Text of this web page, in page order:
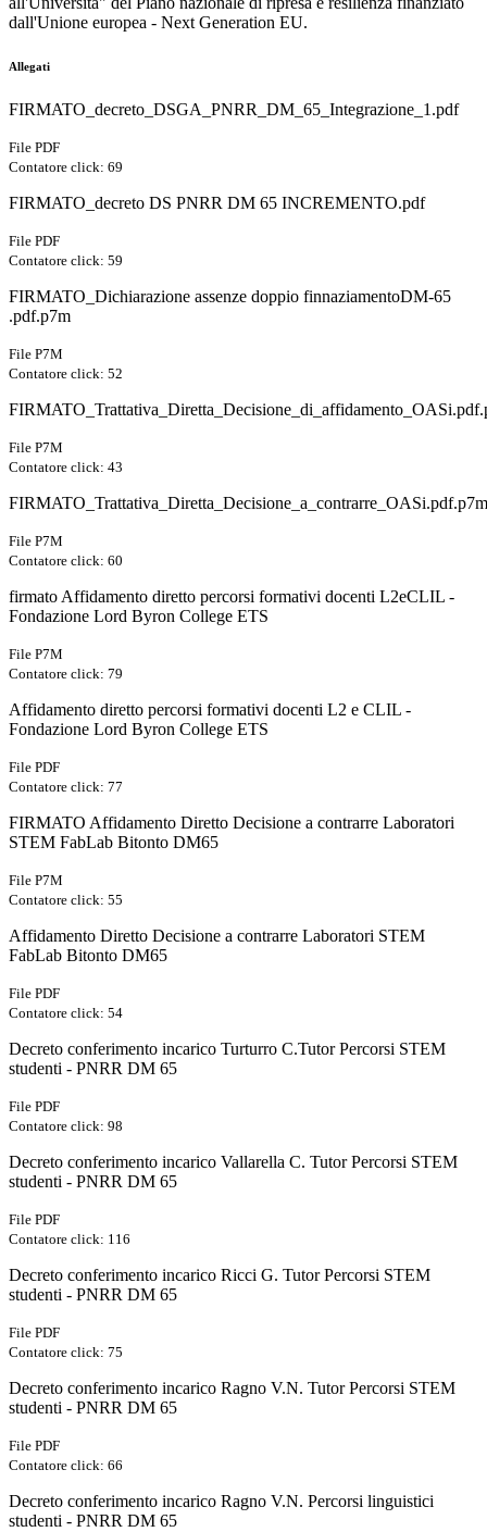
dall'Unione europea - Next Generation EU.
Allegati
FIRMATO_decreto_DSGA_PNRR_DM_65_Integrazione_1.pdf
File PDF
Contatore click: 69
FIRMATO_decreto DS PNRR DM 65 INCREMENTO.pdf
File PDF
Contatore click: 59
FIRMATO_Dichiarazione assenze doppio finnaziamentoDM-65
.pdf.p7m
File P7M
Contatore click: 52
File P7M
Contatore click: 43
FIRMATO_Trattativa_Diretta_Decisione_a_contrarre_OASi.pdf.p7m
File P7M
Contatore click: 60
firmato Affidamento diretto percorsi formativi docenti L2eCLIL -
Fondazione Lord Byron College ETS
File P7M
Contatore click: 79
Affidamento diretto percorsi formativi docenti L2 e CLIL -
Fondazione Lord Byron College ETS
File PDF
Contatore click: 77
FIRMATO Affidamento Diretto Decisione a contrarre Laboratori
STEM FabLab Bitonto DM65
File P7M
Contatore click: 55
Affidamento Diretto Decisione a contrarre Laboratori STEM
FabLab Bitonto DM65
File PDF
Contatore click: 54
Decreto conferimento incarico Turturro C.Tutor Percorsi STEM
studenti - PNRR DM 65
File PDF
Contatore click: 98
Decreto conferimento incarico Vallarella C. Tutor Percorsi STEM
studenti - PNRR DM 65
File PDF
Contatore click: 116
Decreto conferimento incarico Ricci G. Tutor Percorsi STEM
studenti - PNRR DM 65
File PDF
Contatore click: 75
Decreto conferimento incarico Ragno V.N. Tutor Percorsi STEM
studenti - PNRR DM 65
File PDF
Contatore click: 66
Decreto conferimento incarico Ragno V.N. Percorsi linguistici
studenti - PNRR DM 65